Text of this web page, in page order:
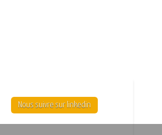
Nous suivre sur linkedin